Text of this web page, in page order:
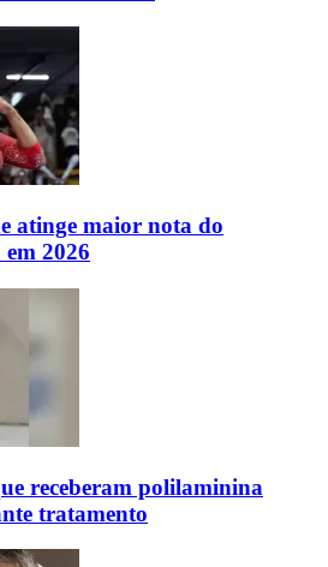
atinge maior nota do
2026
receberam polilaminina
tratamento